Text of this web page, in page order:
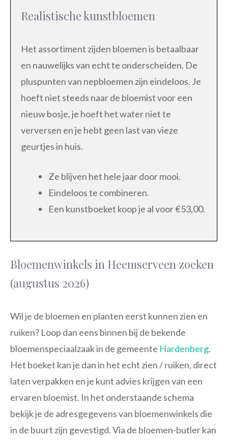
Realistische kunstbloemen
Het assortiment zijden bloemen is betaalbaar
en nauwelijks van echt te onderscheiden. De
pluspunten van nepbloemen zijn eindeloos. Je
hoeft niet steeds naar de bloemist voor een
nieuw bosje, je hoeft het water niet te
verversen en je hebt geen last van vieze
geurtjes in huis.
Ze blijven het hele jaar door mooi.
Eindeloos te combineren.
Een kunstboeket koop je al voor €53,00.
Bloemenwinkels in Heemserveen zoeken
(augustus 2026)
Wil je de bloemen en planten eerst kunnen zien en
ruiken? Loop dan eens binnen bij de bekende
bloemenspeciaalzaak in de gemeente Hardenberg.
Het boeket kan je dan in het echt zien / ruiken, direct
laten verpakken en je kunt advies krijgen van een
ervaren bloemist. In het onderstaande schema
bekijk je de adresgegevens van bloemenwinkels die
in de buurt zijn gevestigd. Via de bloemen-butler kan